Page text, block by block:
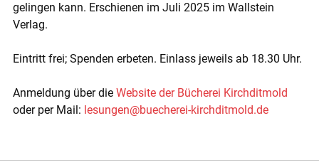
gelingen kann. Erschienen im Juli 2025 im Wallstein
Verlag.
Eintritt frei; Spenden erbeten. Einlass jeweils ab 18.30 Uhr.
Anmeldung über die Website der Bücherei Kirchditmold
oder per Mail: lesungen@buecherei-kirchditmold.de